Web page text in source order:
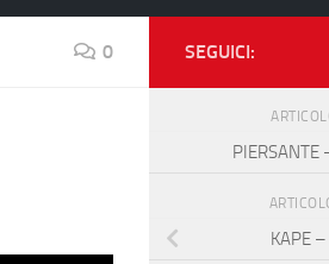
0 SEGUICI:
KAPE